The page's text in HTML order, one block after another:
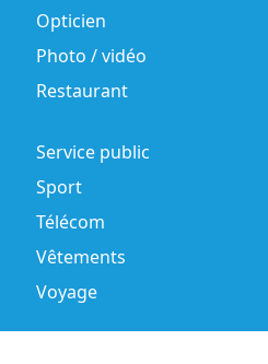
Opticien
Photo / vidéo
Restaurant
Service public
Sport
Télécom
Vêtements
Voyage